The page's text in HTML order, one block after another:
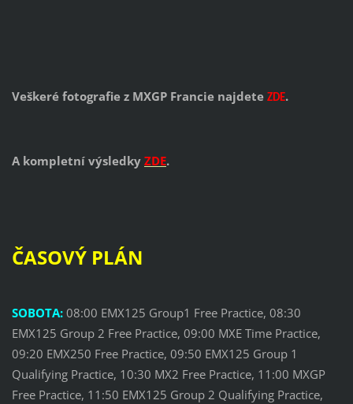
Veškeré fotografie z MXGP Francie najdete ZDE.
A kompletní výsledky ZDE.
ČASOVÝ PLÁN
SOBOTA: 08:00 EMX125 Group1 Free Practice, 08:30
EMX125 Group 2 Free Practice, 09:00 MXE Time Practice,
09:20 EMX250 Free Practice, 09:50 EMX125 Group 1
Qualifying Practice, 10:30 MX2 Free Practice, 11:00 MXGP
Free Practice, 11:50 EMX125 Group 2 Qualifying Practice,